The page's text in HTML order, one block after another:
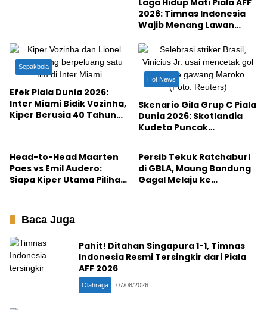
Laga Hidup Mati Piala AFF
2026: Timnas Indonesia
Wajib Menang Lawan
Semifinal
Sepakbola
Efek Piala Dunia 2026:
Inter Miami Bidik Vozinha,
Kiper Berusia 40 Tahun
Hot News
Skenario Gila Grup C Piala
Dunia 2026: Skotlandia
Kudeta Puncak
Head-to-Head Maarten
Paes vs Emil Audero:
Siapa Kiper Utama Pilihan
Hot News
Persib Tekuk Ratchaburi
di GBLA, Maung Bandung
Gagal Melaju ke
Baca Juga
Pahit! Ditahan Singapura 1-1, Timnas
Indonesia Resmi Tersingkir dari Piala
AFF 2026
Olahraga 07/08/2026